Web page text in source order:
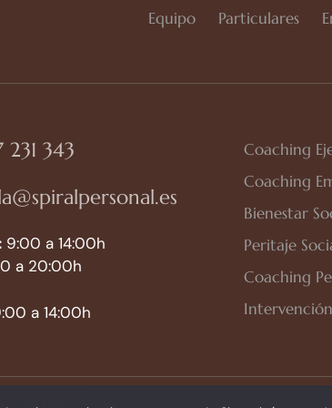
Equipo Particulares
231 343
9:00 a 14:00h
a 20:00h
a 14:00h
Coaching
Coaching
Bienestar
Peritaje
Coaching
Aviso Legal Política de Privacidad Política de Cookies